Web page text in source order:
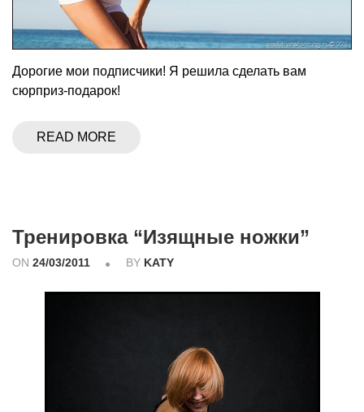
Дорогие мои подписчики! Я решила сделать вам
сюрприз-подарок!
READ MORE
Тренировка “Изящные ножки”
ON 24/03/2011 BY KATY